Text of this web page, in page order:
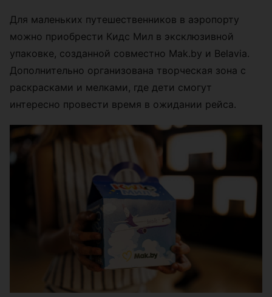
Для маленьких путешественников в аэропорту
можно приобрести Кидс Мил в эксклюзивной
упаковке, созданной совместно Mak.by и Belavia.
Дополнительно организована творческая зона с
раскрасками и мелками, где дети смогут
интересно провести время в ожидании рейса.